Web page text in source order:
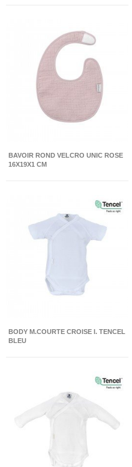
BAVOIR ROND VELCRO UNIC ROSE
16X19X1 CM
BODY M.COURTE CROISE I. TENCEL
BLEU